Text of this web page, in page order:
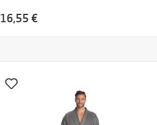
16,55 €